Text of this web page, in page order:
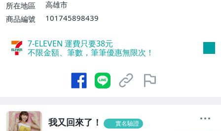
所在地區
高雄市
商品編號
101745898439
7-ELEVEN 運費只要38元
不限金額、筆數，筆筆優惠無限次！
我又回來了！ 實名驗證